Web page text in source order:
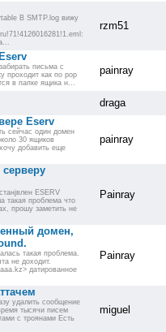
В SMTP.log вижу
rzm51
письма с
проходит как по pop
в папке ящика н...
painray
draga
Eserv
сейчас один домен
30 ящиков
добавить еще
painray
ESERV
такая проблема что
прошу заметить не
Painray
домен,
такая проблема.
не доходит.
датированное
Painray
удалить сообщение
тысячи писем
с троянами Есть
miguel